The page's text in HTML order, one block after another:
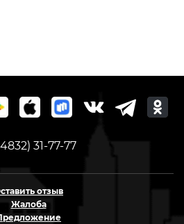
31-77-77
отзыв
Жалоба